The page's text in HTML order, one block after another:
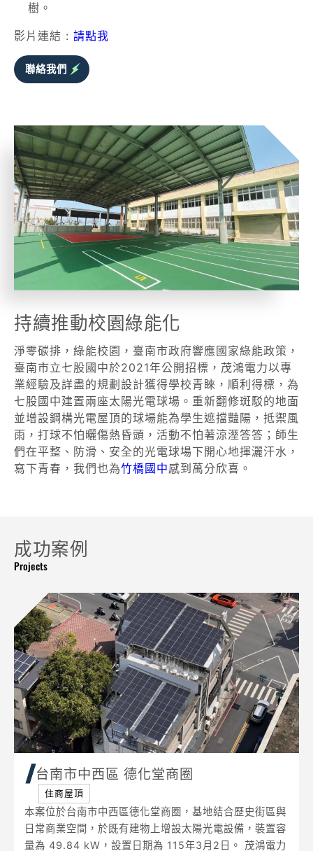
樹。
影片連結 : 請點我
聯絡我們
持續推動校園綠能化
淨零碳排，綠能校園，臺南市政府響應國家綠能政策，
臺南市立七股國中於2021年公開招標，茂鴻電力以專
業經驗及詳盡的規劃設計獲得學校青睞，順利得標，為
七股國中建置兩座太陽光電球場。重新翻修斑駁的地面
並增設鋼構光電屋頂的球場能為學生遮擋豔陽，抵禦風
雨，打球不怕曬傷熱昏頭，活動不怕著涼溼答答；師生
們在平整、防滑、安全的光電球場下開心地揮灑汗水，
寫下青春，我們也為竹橋國中感到萬分欣喜。
成功案例
Projects
台南市中西區 德化堂商圈
住商屋頂
本案位於台南市中西區德化堂商圈，基地結合歷史街區與
日常商業空間，於既有建物上增設太陽光電設備，裝置容
量為 49.84 kW，設置日期為 115年3月2日。 茂鴻電力